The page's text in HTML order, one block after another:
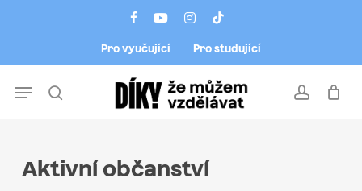
facebookyoutubeinstagram
tiktok
Pro vyučující Pro studující
account
Menu
Aktivní občanství